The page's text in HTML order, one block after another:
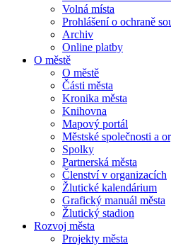
Volná místa
Prohlášení o ochraně
Archiv
Online platby
O městě
O městě
Části města
Kronika města
Knihovna
Mapový portál
Městské společnosti a
Spolky
Partnerská města
Členství v organizacích
Žlutické kalendárium
Grafický manuál města
Žlutický stadion
Rozvoj města
Projekty města